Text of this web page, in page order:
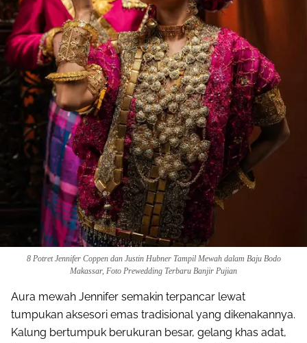
8 Potret Jennifer Coppen dan Justin Hubner Tampil Mewah dalam Baju Bodo
Makassar, Foto Prewedding Terbaru Banjir Pujian
Aura mewah Jennifer semakin terpancar lewat
tumpukan aksesori emas tradisional yang dikenakannya.
Kalung bertumpuk berukuran besar, gelang khas adat,